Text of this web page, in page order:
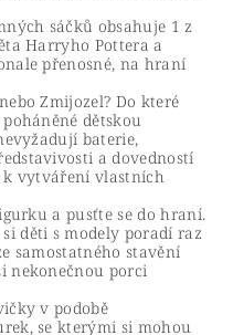
sáčků obsahuje 1 z
Harryho Pottera a
přenosné, na hraní
Zmijozel? Do které
dětskou
baterie,
a dovedností
vytváření vlastních
a pusťte se do hraní.
děti s modely poradí raz
samostatného stavění
nekonečnou porci
v podobě
se kterými si mohou